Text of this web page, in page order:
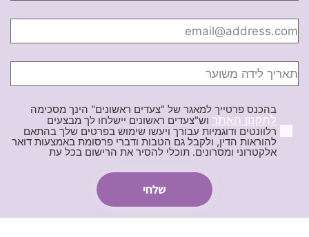
בהכנס פרטייך למאגר של "צעדים ראשונים" הינך מסכימה
לתקנון האתר וש"צעדים ראשונים יישלחו לך מבצעים
רלוונטים ודוגמיות עבורך ויעשו שימוש בפרטים שלך בהתאם
להוראות הדין, ולקבל גם הטבות ודברי פרסומת באמצעות דואר
אלקטרוני ומסרונים. תוכלי להסיר את הרישום בכל עת